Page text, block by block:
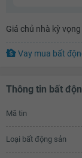
Giá chủ nhà kỳ vọng
Vay mua bất
Thông tin bất
Mã tin
Loại bất động sản